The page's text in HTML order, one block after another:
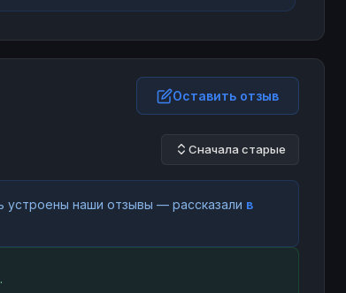
Оставить отзыв
Сначала старые
устроены наши отзывы — рассказали в